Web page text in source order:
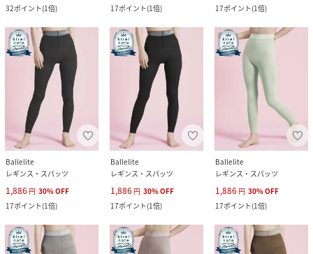
32ポイント(1倍)
17ポイント(1倍)
17ポイント(1倍)
Ballelite
レギンス・スパッツ
1,886 円 30%OFF
17ポイント(1倍)
Ballelite
レギンス・スパッツ
1,886 円 30%OFF
17ポイント(1倍)
Ballelite
レギンス・スパッツ
1,886 円 30%OFF
17ポイント(1倍)